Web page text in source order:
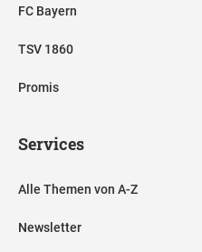
FC Bayern
TSV 1860
Promis
Services
Alle Themen von A-Z
Newsletter